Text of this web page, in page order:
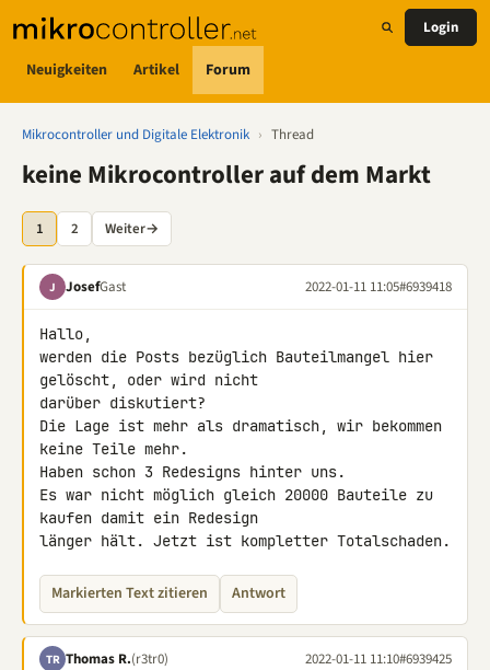
Neuigkeiten Artikel Forum
Login
Mikrocontroller und Digitale Elektronik › Thread
keine Mikrocontroller auf dem Markt
1 2 Weiter→
J JosefGast 2022-01-11 11:05#6939418
Hallo,
werden die Posts bezüglich Bauteilmangel hier
gelöscht, oder wird nicht
darüber diskutiert?
Die Lage ist mehr als dramatisch, wir bekommen
keine Teile mehr.
Haben schon 3 Redesigns hinter uns.
Es war nicht möglich gleich 20000 Bauteile zu
kaufen damit ein Redesign
länger hält. Jetzt ist kompletter Totalschaden.
Markierten Text zitieren Antwort
TR Thomas R.(r3tr0) 2022-01-11 11:10#6939425